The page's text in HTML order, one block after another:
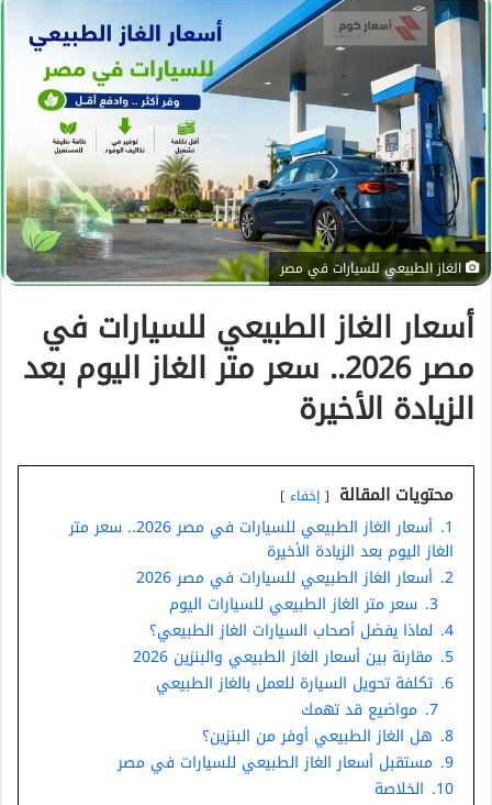
س
ل
ي
د
ا
إ
ل
ك
ت
ن
ي
ا
الغاز الطبيعي للسيارات في مصر
أسعار الغاز الطبيعي للسيارات في
مصر 2026.. سعر متر الغاز اليوم بعد
الزيادة الأخيرة
محتويات المقالة إخفاء
1.
أسعار الغاز الطبيعي للسيارات في مصر 2026.. سعر متر
الغاز اليوم بعد الزيادة الأخيرة
2. أسعار الغاز الطبيعي للسيارات في مصر 2026
3. سعر متر الغاز الطبيعي للسيارات اليوم
4. لماذا يفضل أصحاب السيارات الغاز الطبيعي؟
5. مقارنة بين أسعار الغاز الطبيعي والبنزين 2026
6. تكلفة تحويل السيارة للعمل بالغاز الطبيعي
7. مواضيع قد تهمك
8. هل الغاز الطبيعي أوفر من البنزين؟
9. مستقبل أسعار الغاز الطبيعي للسيارات في مصر
10. الخلاصة